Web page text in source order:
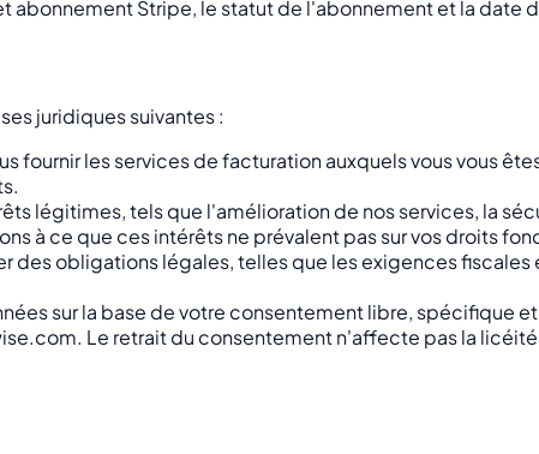
abonnement Stripe, le statut de l'abonnement et la date
juridiques suivantes :
fournir les services de facturation auxquels vous vous
légitimes, tels que l'amélioration de nos services, la
à ce que ces intérêts ne prévalent pas sur vos droits
des obligations légales, telles que les exigences
sur la base de votre consentement libre, spécifique
Le retrait du consentement n'affecte pas la